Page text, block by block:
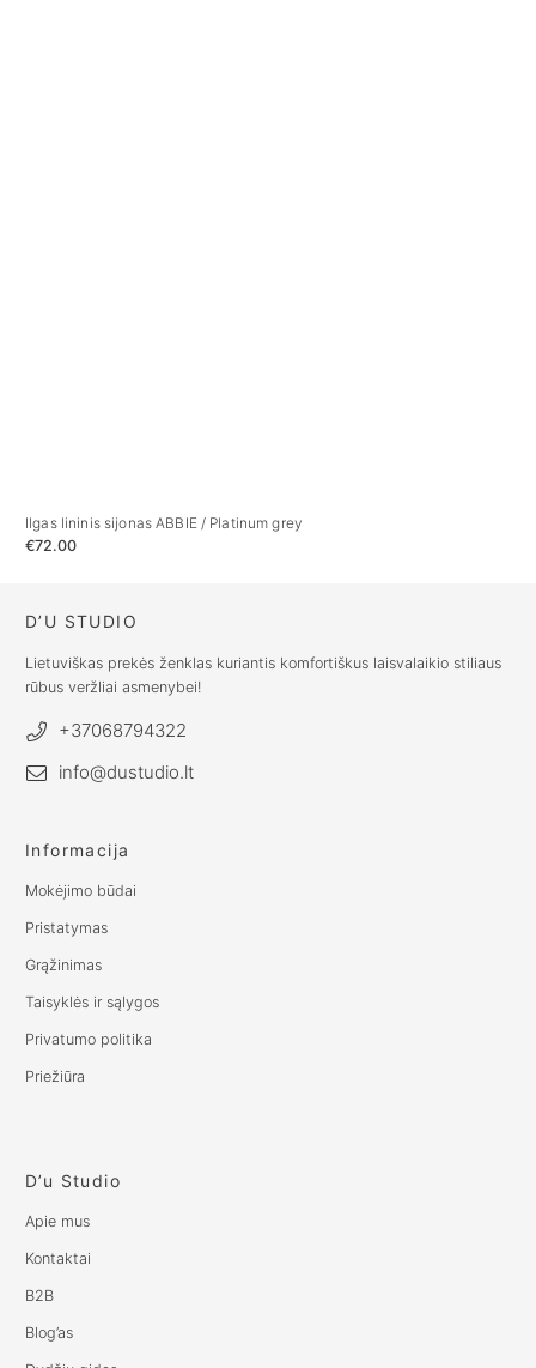
Ilgas lininis sijonas ABBIE / Platinum grey
€72.00
D’U STUDIO
Lietuviškas prekės ženklas kuriantis komfortiškus laisvalaikio stiliaus
rūbus veržliai asmenybei!
+37068794322
info@dustudio.lt
Informacija
Mokėjimo būdai
Pristatymas
Grąžinimas
Taisyklės ir sąlygos
Privatumo politika
Priežiūra
D’u Studio
Apie mus
Kontaktai
B2B
Blog’as